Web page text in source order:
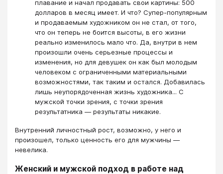
плавание и начал продавать свои картины: 500
долларов в месяц имеет. И что? Супер-популярным
и продаваемым художником он не стал, от того,
что он теперь не боится высоты, в его жизни
реально изменилось мало что. Да, внутри в нем
произошли очень серьезные процессы и
изменения, но для девушек он как был молодым
человеком с ограниченными материальными
возможностями, так таким и остался. Добавилась
лишь неупорядоченная жизнь художника... С
мужской точки зрения, с точки зрения
результатника — результаты никакие.
Внутренний личностный рост, возможно, у него и
произошел, только ценность его для мужчины —
невелика.
Женский и мужской подход в работе над